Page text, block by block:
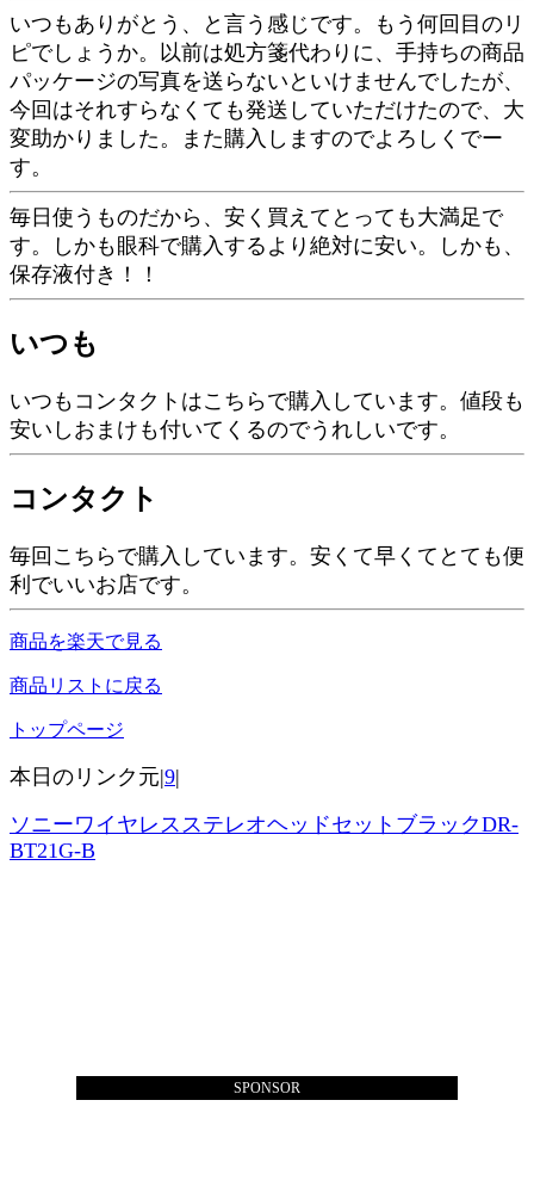
いつもありがとう、と言う感じです。もう何回目のリ
ピでしょうか。以前は処方箋代わりに、手持ちの商品
パッケージの写真を送らないといけませんでしたが、
今回はそれすらなくても発送していただけたので、大
変助かりました。また購入しますのでよろしくでー
す。
毎日使うものだから、安く買えてとっても大満足で
す。しかも眼科で購入するより絶対に安い。しかも、
保存液付き！！
いつも
いつもコンタクトはこちらで購入しています。値段も
安いしおまけも付いてくるのでうれしいです。
コンタクト
毎回こちらで購入しています。安くて早くてとても便
利でいいお店です。
商品を楽天で見る
商品リストに戻る
トップページ
本日のリンク元|9|
ソニーワイヤレスステレオヘッドセットブラックDR-
BT21G-B
SPONSOR